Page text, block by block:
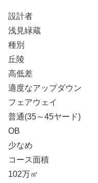
設計者
浅見緑蔵
種別
丘陵
高低差
適度なアップダウン
フェアウェイ
普通(35～45ヤード)
OB
少なめ
コース面積
102万㎡